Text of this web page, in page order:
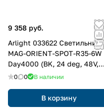
9 358 руб.
Arlight 033622 Светильник
MAG-ORIENT-SPOT-R35-6W
Day4000 (BK, 24 deg, 48V,
DALI) (Arlight, IP20 Металл, 3
0 0 В наличии
В корзину